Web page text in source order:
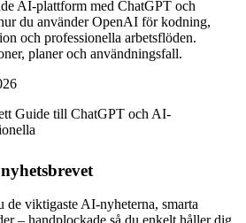
AI-plattform med ChatGPT och
du använder OpenAI för kodning,
och professionella arbetsflöden.
planer och användningsfall.
viktigaste AI-nyheterna, smarta